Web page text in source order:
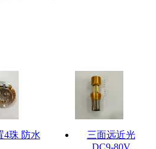
4珠 防水
三面远近光
DC9-80V